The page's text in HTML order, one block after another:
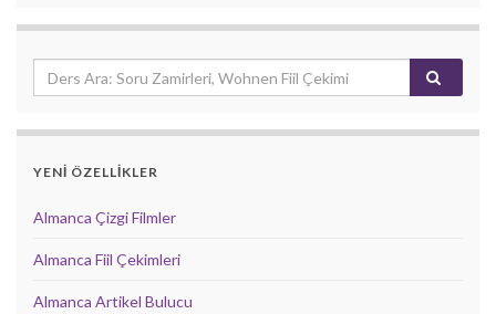
YENİ ÖZELLİKLER
Almanca Çizgi Filmler
Almanca Fiil Çekimleri
Almanca Artikel Bulucu